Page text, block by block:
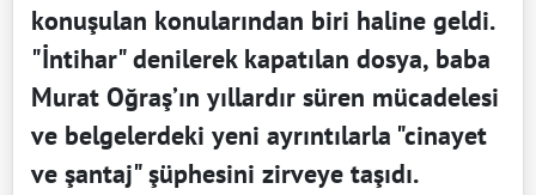
konuşulan konularından biri haline geldi.
"İntihar" denilerek kapatılan dosya, baba
Murat Oğraş’ın yıllardır süren mücadelesi
ve belgelerdeki yeni ayrıntılarla "cinayet
ve şantaj" şüphesini zirveye taşıdı.